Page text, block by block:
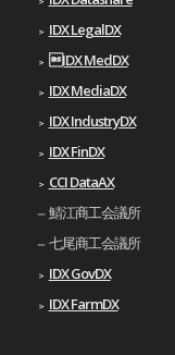
IDX LegalDX
IDX MedDX
IDX MediaDX
IDX IndustryDX
IDX FinDX
CCI DataAX
鯖江商工会議所
七尾商工会議所
IDX GovDX
IDX FarmDX